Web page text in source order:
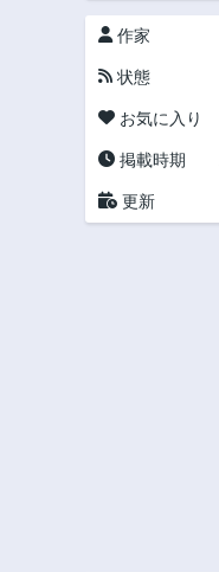
作家
状態
お気に入り
掲載時期
更新